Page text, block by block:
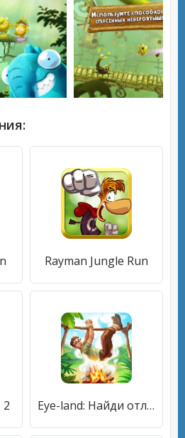
Rayman Jungle Run
2 Eye-land: Найди отличия & Приключения на острове